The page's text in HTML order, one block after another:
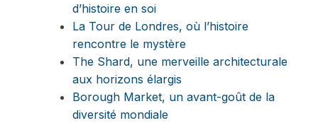
d’histoire en soi
La Tour de Londres, où l’histoire
rencontre le mystère
The Shard, une merveille architecturale
aux horizons élargis
Borough Market, un avant-goût de la
diversité mondiale